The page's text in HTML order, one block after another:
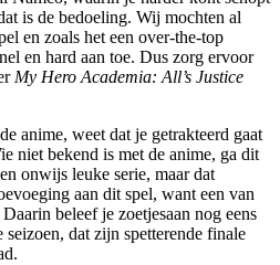
is de bedoeling. Wij mochten al
en zoals het een over-the-top
en hard aan toe. Dus zorg ervoor
My Hero Academia: All’s Justice
anime, weet dat je getrakteerd gaat
niet bekend is met de anime, ga dit
onwijs leuke serie, maar dat
aan dit spel, want een van
beleef je zoetjesaan nog eens
dat zijn spetterende finale